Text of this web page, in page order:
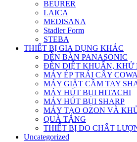
BEURER
LAICA
MEDISANA
Stadler Form
STEBA
THIẾT BỊ GIA DỤNG KHÁC
ĐÈN BÀN PANASONIC
ĐÈN DIỆT KHUẨN, KHỬ
MÁY ÉP TRÁI CÂY
MÁY GIẶT CẦM TAY
MÁY HÚT BỤI HITACHI
MÁY HÚT BỤI SHARP
MÁY TẠO OZON VÀ
QUÀ TẶNG
THIẾT BỊ ĐO CHẤT
Uncategorized